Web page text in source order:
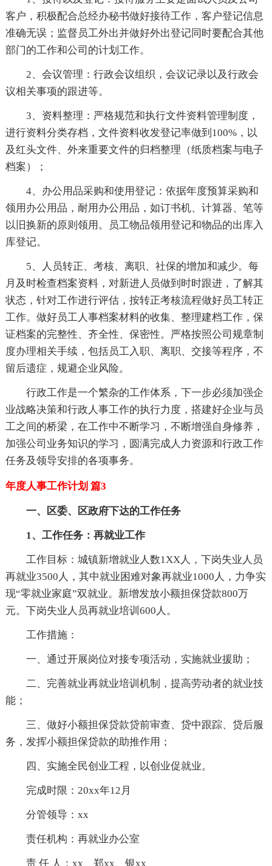
客户，积极配合总经办秘书做好接待工作，客户登记信息
准确无误；监督员工外出并做好外出登记同时要配合其他
部门的工作和公司的计划工作。
2、会议管理：行政会议组织，会议记录以及行政会
议相关事项的跟进等。
3、资料整理：严格规范和执行文件资料管理制度，
进行资料分类存档，文件资料收发登记率做到100%，以
及红头文件、外来重要文件的归档整理（纸质档案与电子
档案）；
4、办公用品采购和使用登记：依据年度预算采购和
领用办公用品，耐用办公用品，如订书机、计算器、笔等
以旧换新的原则领用。员工物品领用登记和物品的出库入
库登记。
5、人员转正、考核、离职、社保的增加和减少。每
月及时检查档案资料，对新进人员做到时时跟进，了解其
状态，针对工作进行评估，按转正考核流程做好员工转正
工作。做好员工人事档案材料的收集、整理建档工作，保
证档案的完整性、齐全性、保密性。严格按照公司规章制
度办理相关手续，包括员工入职、离职、交接等程序，不
留后遗症，规避企业风险。
行政工作是一个繁杂的工作体系，下一步必须加强企
业战略决策和行政人事工作的执行力度，搭建好企业与员
工之间的桥梁，在工作中不断学习，不断增强自身修养，
加强公司业务知识的学习，圆满完成人力资源和行政工作
任务及领导安排的各项事务。
年度人事工作计划 篇3
一、区委、区政府下达的工作任务
1、工作任务：再就业工作
工作目标：城镇新增就业人数1XX人，下岗失业人员
再就业3500人，其中就业困难对象再就业1000人，力争实
现“零就业家庭”双就业。新增发放小额担保贷款800万
元。下岗失业人员再就业培训600人。
工作措施：
一、通过开展岗位对接专项活动，实施就业援助；
二、完善就业再就业培训机制，提高劳动者的就业技
能；
三、做好小额担保贷款贷前审查、贷中跟踪、贷后服
务，发挥小额担保贷款的助推作用；
四、实施全民创业工程，以创业促就业。
完成时限：20xx年12月
分管领导：xx
责任机构：再就业办公室
责 任 人：xx、郑xx、银xx